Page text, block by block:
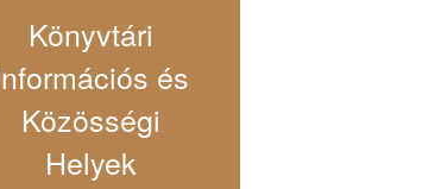
Könyvtári
és
Közösségi
Helyek